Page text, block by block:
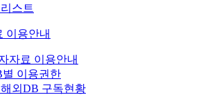
스트
이용안내
자료 이용안내
이용권한
외DB 구독현황